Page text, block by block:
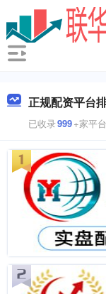
正规配资平台
已收录999+家平台